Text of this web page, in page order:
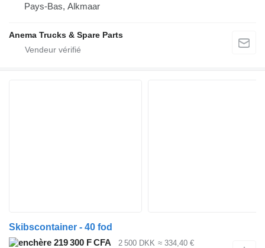
Pays-Bas, Alkmaar
Anema Trucks & Spare Parts
Skibscontainer - 40 fod
219 300 F CFA
2 500 DKK ≈ 334,40 €